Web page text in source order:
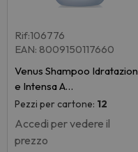
Rif:106776
EAN: 8009150117660
Venus Shampoo Idratazion
e Intensa A…
Pezzi per cartone: 12
Accedi per vedere il
prezzo